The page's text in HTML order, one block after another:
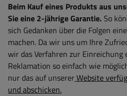
Beim Kauf eines Produkts aus
Sie eine 2-jährige Garantie. So
sich Gedanken über die Folgen
machen. Da wir uns um Ihre
wir das Verfahren zur Einreichung
Reklamation so einfach wie
nur das auf unsererWebsite
und abschicken.